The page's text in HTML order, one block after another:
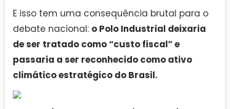
E isso tem uma consequência brutal para o
debate nacional: o Polo Industrial deixaria
de ser tratado como “custo fiscal” e
passaria a ser reconhecido como ativo
climático estratégico do Brasil.